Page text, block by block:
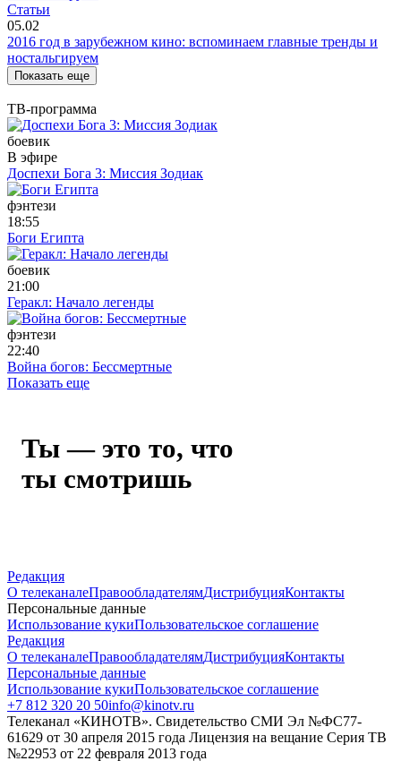
Статьи
05.02
2016 год в зарубежном кино: вспоминаем главные тренды и
ностальгируем
Показать еще
ТВ-программа
боевик
В эфире
Доспехи Бога 3: Миссия Зодиак
фэнтези
18:55
Боги Египта
боевик
21:00
Геракл: Начало легенды
фэнтези
22:40
Война богов: Бессмертные
Показать еще
Ты — это то, что
ты смотришь
Редакция
О телеканалеПравообладателямДистрибуцияКонтакты
Персональные данные
Использование кукиПользовательское соглашение
Редакция
О телеканалеПравообладателямДистрибуцияКонтакты
Персональные данные
Использование кукиПользовательское соглашение
+7 812 320 20 50info@kinotv.ru
Телеканал «КИНОТВ». Свидетельство СМИ Эл №ФС77-
61629 от 30 апреля 2015 года Лицензия на вещание Серия ТВ
№22953 от 22 февраля 2013 года